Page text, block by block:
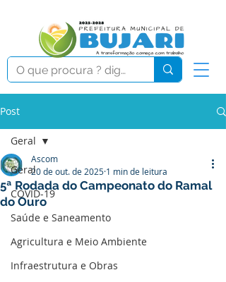
Post
Geral
COVID-19
Saúde e Saneamento
Agricultura e Meio Ambiente
Infraestrutura e Obras
Geral
5ª Rodada do Campeonato do Ramal
do Ouro
Ascom
20 de out. de 2025 1 min de leitura